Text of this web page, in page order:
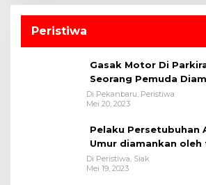
Peristiwa
Gasak Motor Di
Seorang Pemuda
Bukit Raya
Di Pekanbaru, Peristiwa
Mei 20, 2023
Pelaku Persetubuhan
Umur diamankan oleh
Polsek Tualang-Polres
Di Peristiwa, Siak
Mei 19, 2023